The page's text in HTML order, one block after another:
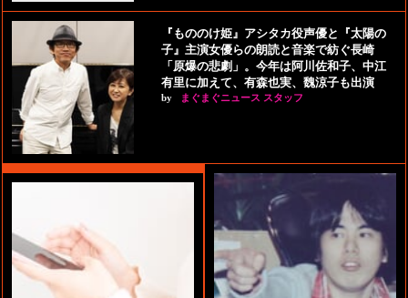
『もののけ姫』アシタカ役声優と『太陽の
子』主演女優らの朗読と音楽で紡ぐ長崎
「原爆の悲劇」。今年は阿川佐和子、中江
有里に加えて、有森也実、魏涼子も出演
by まぐまぐニュース スタッフ